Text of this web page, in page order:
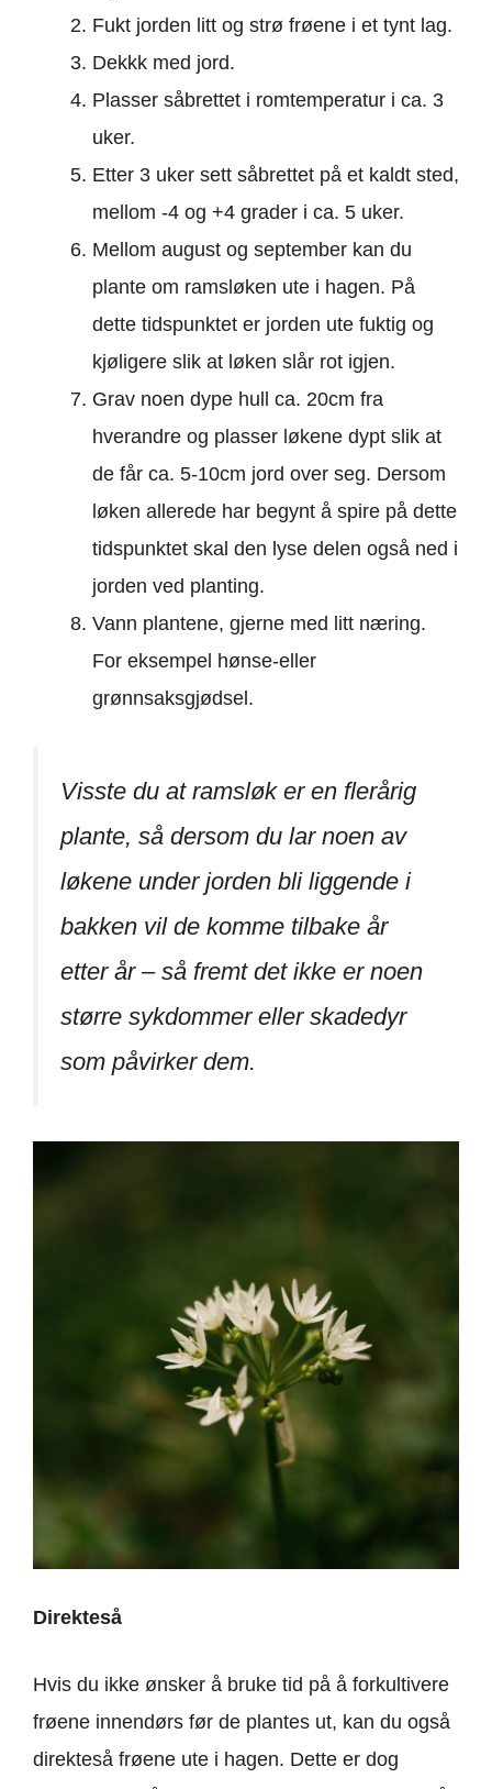
Fukt jorden litt og strø frøene i et tynt lag.
Dekkk med jord.
Plasser såbrettet i romtemperatur i ca. 3
uker.
Etter 3 uker sett såbrettet på et kaldt sted,
mellom -4 og +4 grader i ca. 5 uker.
Mellom august og september kan du
plante om ramsløken ute i hagen. På
dette tidspunktet er jorden ute fuktig og
kjøligere slik at løken slår rot igjen.
Grav noen dype hull ca. 20cm fra
hverandre og plasser løkene dypt slik at
de får ca. 5-10cm jord over seg. Dersom
løken allerede har begynt å spire på dette
tidspunktet skal den lyse delen også ned i
jorden ved planting.
Vann plantene, gjerne med litt næring.
For eksempel hønse-eller
grønnsaksgjødsel.
Visste du at ramsløk er en flerårig
plante, så dersom du lar noen av
løkene under jorden bli liggende i
bakken vil de komme tilbake år
etter år – så fremt det ikke er noen
større sykdommer eller skadedyr
som påvirker dem.
Direkteså
Hvis du ikke ønsker å bruke tid på å forkultivere
frøene innendørs før de plantes ut, kan du også
direkteså frøene ute i hagen. Dette er dog